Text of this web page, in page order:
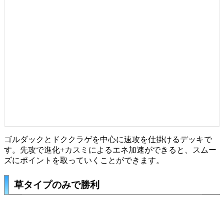
ゴルダック と ドククラゲを中心に速攻を仕掛けるデッキで
す。先攻で進化+カスミによるエネ加速ができると、スムー
ズにポイントを取っていくことができます。
草タイプのみで勝利